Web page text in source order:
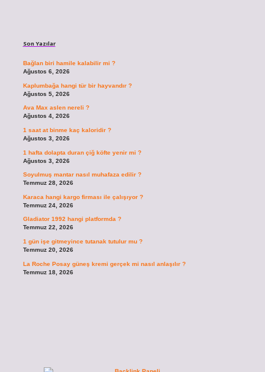
Son Yazılar
Bağlan biri hamile kalabilir mi ?
Ağustos 6, 2026
Kaplumbağa hangi tür bir hayvandır ?
Ağustos 5, 2026
Ava Max aslen nereli ?
Ağustos 4, 2026
1 saat at binme kaç kaloridir ?
Ağustos 3, 2026
1 hafta dolapta duran çiğ köfte yenir mi ?
Ağustos 3, 2026
Soyulmuş mantar nasıl muhafaza edilir ?
Temmuz 28, 2026
Karaca hangi kargo firması ile çalışıyor ?
Temmuz 24, 2026
Gladiator 1992 hangi platformda ?
Temmuz 22, 2026
1 gün işe gitmeyince tutanak tutulur mu ?
Temmuz 20, 2026
La Roche Posay güneş kremi gerçek mi nasıl anlaşılır ?
Temmuz 18, 2026